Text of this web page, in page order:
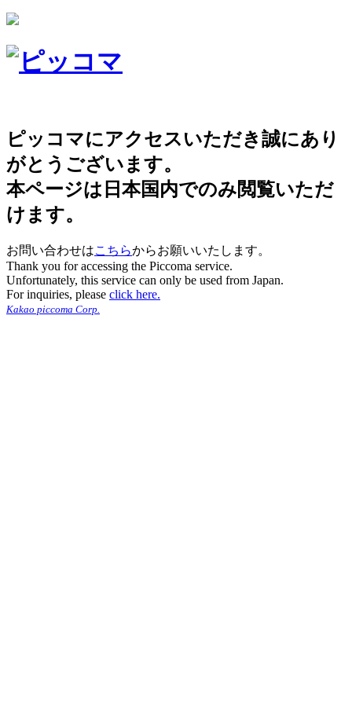
ピッコマにアクセスいただき誠にあり
がとうございます。
本ページは日本国内でのみ閲覧いただ
けます。
お問い合わせはこちらからお願いいたします。
Thank you for accessing the Piccoma service.
Unfortunately, this service can only be used from Japan.
For inquiries, please click here.
Kakao piccoma Corp.